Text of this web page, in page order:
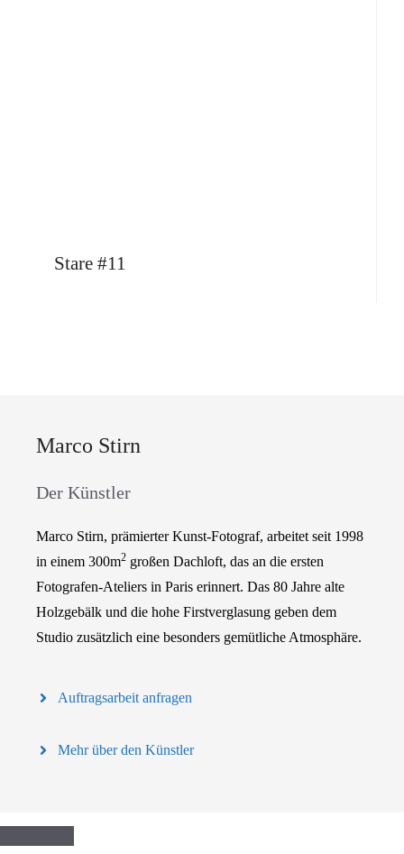
Stare #11
Marco Stirn
Der Künstler
Marco Stirn, prämierter Kunst-Fotograf, arbeitet seit 1998
in einem 300m2 großen Dachloft, das an die ersten
Fotografen-Ateliers in Paris erinnert. Das 80 Jahre alte
Holzgebälk und die hohe Firstverglasung geben dem
Studio zusätzlich eine besonders gemütliche Atmosphäre.
Auftragsarbeit anfragen
Mehr über den Künstler
Schließen